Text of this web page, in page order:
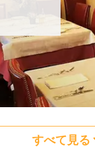
すべて見る